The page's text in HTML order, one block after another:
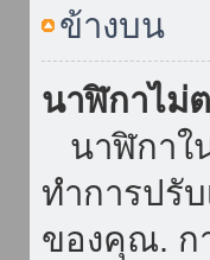
ข้างบน
นาฬิกาไม่
นาฬิกาใ
ทำการปรั
ของคุณ. ก